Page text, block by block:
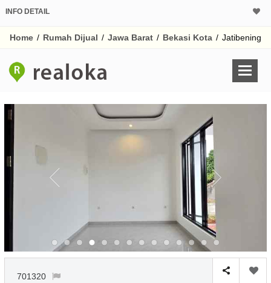
INFO DETAIL
Home / Rumah Dijual / Jawa Barat / Bekasi Kota / Jatibening
701320
Harga Rp
Untuk hasil simulasi
pada kotak-